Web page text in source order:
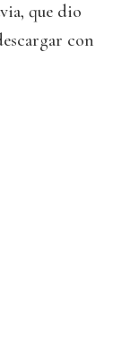
que dio
con